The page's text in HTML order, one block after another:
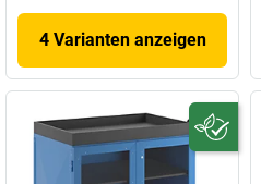
4 Varianten anzeigen